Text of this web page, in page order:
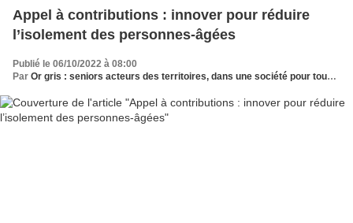
Appel à contributions : innover pour réduire
l’isolement des personnes-âgées
Publié le 06/10/2022 à 08:00
Par Or gris : seniors acteurs des territoires, dans une société pour tous les âges